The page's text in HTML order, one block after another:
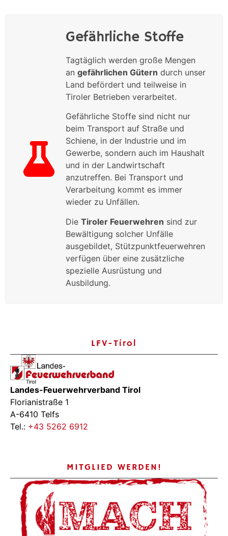
Gefährliche Stoffe
Tagtäglich werden große Mengen
an gefährlichen Gütern durch unser
Land befördert und teilweise in
Tiroler Betrieben verarbeitet.
Gefährliche Stoffe sind nicht nur
beim Transport auf Straße und
Schiene, in der Industrie und im
Gewerbe, sondern auch im Haushalt
und in der Landwirtschaft
anzutreffen. Bei Transport und
Verarbeitung kommt es immer
wieder zu Unfällen.
Die Tiroler Feuerwehren sind zur
Bewältigung solcher Unfälle
ausgebildet, Stützpunktfeuerwehren
verfügen über eine zusätzliche
spezielle Ausrüstung und
Ausbildung.
LFV-Tirol
Landes-Feuerwehrverband Tirol
Florianistraße 1
A-6410 Telfs
Tel.: +43 5262 6912
MITGLIED WERDEN!